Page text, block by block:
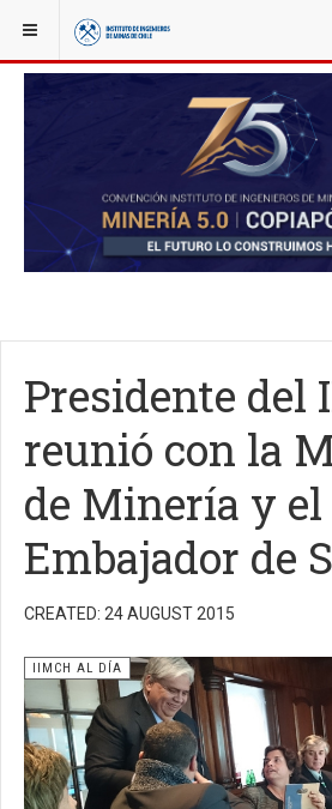
YOU ARE HERE: NOTICIAS
Presidente del
reunió con la
de Minería y el
Embajador de
CREATED: 24 AUGUST 2015
IIMCH AL DÍA